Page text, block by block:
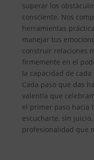
superar los
consciente. Nos
herramientas
manejar tus
construir relaciones
firmemente en el
la capacidad de
Cada paso que das
valentía que
el primer paso hacia
escucharte, sin
profesionalidad que